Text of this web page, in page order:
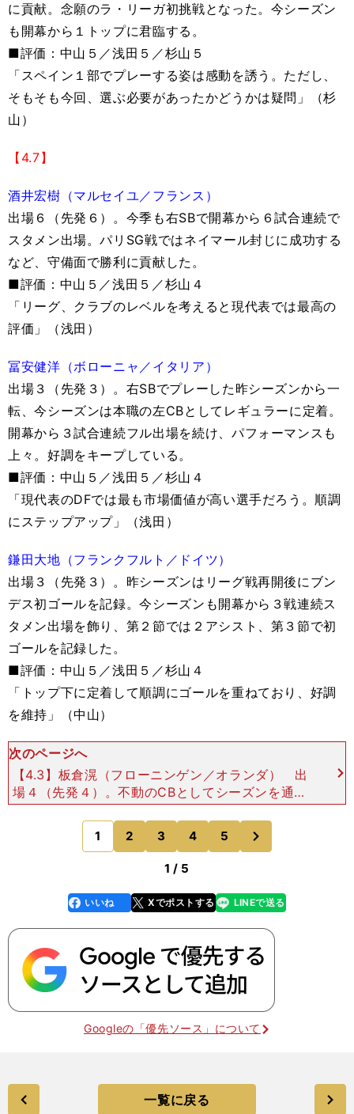
に貢献。念願のラ・リーガ初挑戦となった。今シーズン
も開幕から１トップに君臨する。
■評価：中山５／浅田５／杉山５
「スペイン１部でプレーする姿は感動を誘う。ただし、
そもそも今回、選ぶ必要があったかどうかは疑問」（杉
山）
【4.7】
酒井宏樹（マルセイユ／フランス）
出場６（先発６）。今季も右SBで開幕から６試合連続で
スタメン出場。パリSG戦ではネイマール封じに成功する
など、守備面で勝利に貢献した。
■評価：中山５／浅田５／杉山４
「リーグ、クラブのレベルを考えると現代表では最高の
評価」（浅田）
冨安健洋（ボローニャ／イタリア）
出場３（先発３）。右SBでプレーした昨シーズンから一
転、今シーズンは本職の左CBとしてレギュラーに定着。
開幕から３試合連続フル出場を続け、パフォーマンスも
上々。好調をキープしている。
■評価：中山５／浅田５／杉山４
「現代表のDFでは最も市場価値が高い選手だろう。順調
にステップアップ」（浅田）
鎌田大地（フランクフルト／ドイツ）
出場３（先発３）。昨シーズンはリーグ戦再開後にブン
デス初ゴールを記録。今シーズンも開幕から３戦連続ス
タメン出場を飾り、第２節では２アシスト、第３節で初
ゴールを記録した。
■評価：中山５／浅田５／杉山４
「トップ下に定着して順調にゴールを重ねており、好調
を維持」（中山）
次のページへ
【4.3】板倉滉（フローニンゲン／オランダ） 出
場４（先発４）。不動のCBとしてシーズンを通し
て活躍した昨シーズンの勢いをそのままに、今シー
ズンも開幕から４戦連続フル出場。チームも直近の
アヤックス戦
1 2 3 4 5
のページへ
1 / 5
faceboo
k
いいね Xでポストする
line LINEで送る
Googleの「優先ソース」について
一覧に戻る